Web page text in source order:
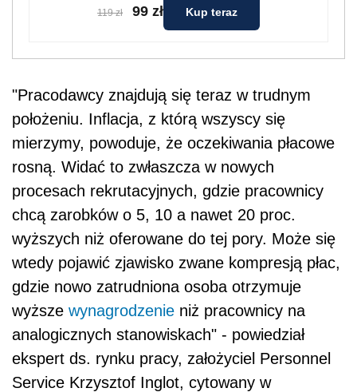
119 zł 99 zł Kup teraz
"Pracodawcy znajdują się teraz w trudnym
położeniu. Inflacja, z którą wszyscy się
mierzymy, powoduje, że oczekiwania płacowe
rosną. Widać to zwłaszcza w nowych
procesach rekrutacyjnych, gdzie pracownicy
chcą zarobków o 5, 10 a nawet 20 proc.
wyższych niż oferowane do tej pory. Może się
wtedy pojawić zjawisko zwane kompresją płac,
gdzie nowo zatrudniona osoba otrzymuje
wyższe wynagrodzenie niż pracownicy na
analogicznych stanowiskach" - powiedział
ekspert ds. rynku pracy, założyciel Personnel
Service Krzysztof Inglot, cytowany w